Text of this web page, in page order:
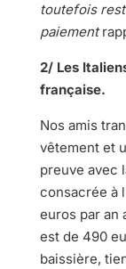
toutefois
paiement
2/ Les
française.
Nos amis
vêtement et
preuve avec
consacrée à
euros par an
est de 490
baissière,